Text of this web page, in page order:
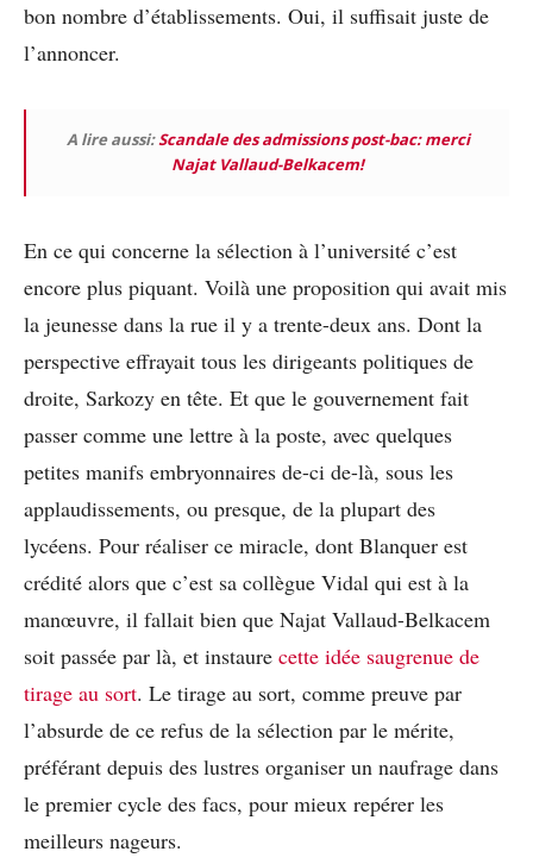
bon nombre d’établissements. Oui, il suffisait juste de
l’annoncer.
A lire aussi:Scandale des admissions post-bac: merci
Najat Vallaud-Belkacem!
En ce qui concerne la sélection à l’université c’est
encore plus piquant. Voilà une proposition qui avait mis
la jeunesse dans la rue il y a trente-deux ans. Dont la
perspective effrayait tous les dirigeants politiques de
droite, Sarkozy en tête. Et que le gouvernement fait
passer comme une lettre à la poste, avec quelques
petites manifs embryonnaires de-ci de-là, sous les
applaudissements, ou presque, de la plupart des
lycéens. Pour réaliser ce miracle, dont Blanquer est
crédité alors que c’est sa collègue Vidal qui est à la
manœuvre, il fallait bien que Najat Vallaud-Belkacem
soit passée par là, et instaure cette idée saugrenue de
tirage au sort. Le tirage au sort, comme preuve par
l’absurde de ce refus de la sélection par le mérite,
préférant depuis des lustres organiser un naufrage dans
le premier cycle des facs, pour mieux repérer les
meilleurs nageurs.